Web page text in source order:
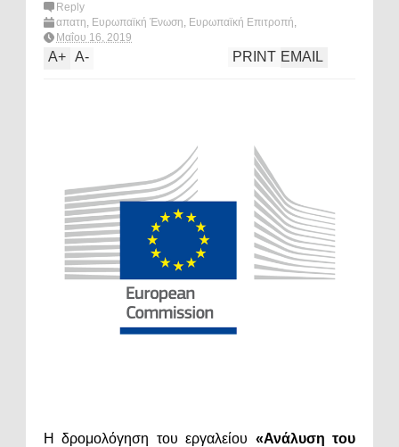
Reply
απατη, Ευρωπαϊκή Ένωση, Ευρωπαϊκή Επιτροπή,
Ευρώπη, κοινωνία
hot?
Μαΐου 16, 2019
A+ A- EMAIL
PRINT
Η δρομολόγηση του εργαλείου «Ανάλυση του